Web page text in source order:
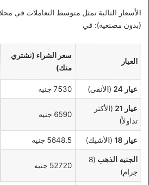
الأسعار التالية تمثل متوسط التعاملات في
(بدون مصنعية): في
العيار
سعر الشراء (نشتري
منك)
عيار 24 (الأنقى) 7530 جنيه
عيار 21
(الأكثر
تداولاً)
6590 جنيه
عيار 18 (الأشيك) 5648.5 جنيه
الجنيه الذهب (8
جرام)
52720 جنيه